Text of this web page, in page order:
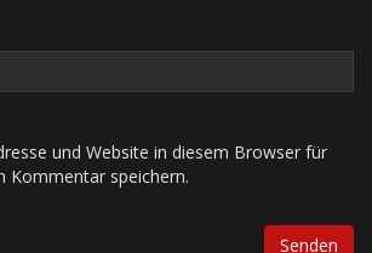
und Website in diesem Browser für
Kommentar speichern.